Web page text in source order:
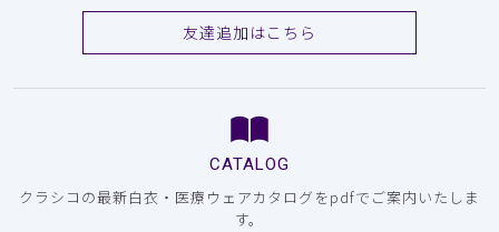
友達追加はこちら
CATALOG
クラシコの最新白衣・医療ウェアカタログをpdfでご案内いたしま
す。